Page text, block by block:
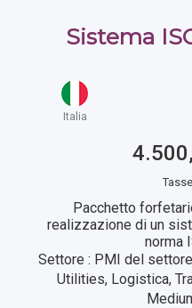
Sistema
Italia
Pacchetto
realizzazione di un
norma
Settore : PMI del
Utilities, Logistica,